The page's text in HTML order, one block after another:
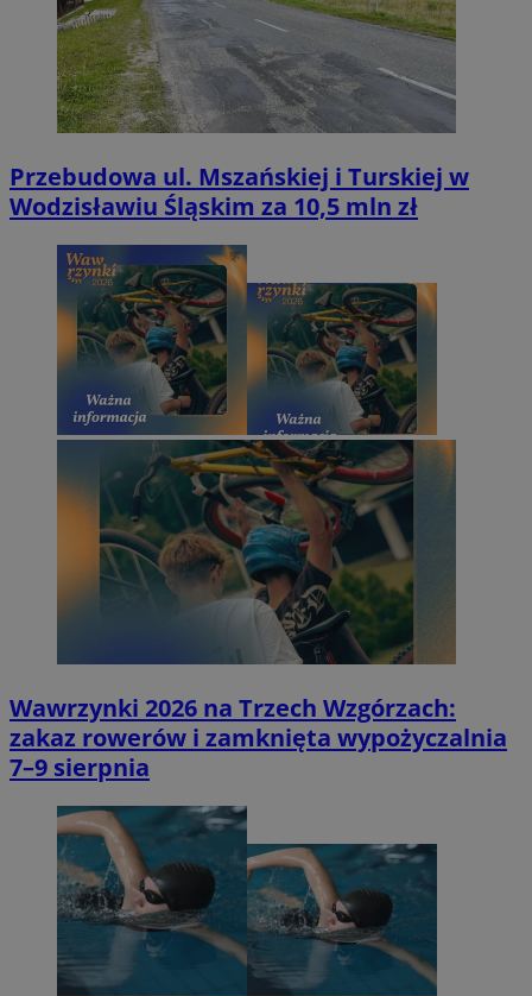
Przebudowa ul. Mszańskiej i Turskiej w
Wodzisławiu Śląskim za 10,5 mln zł
Wawrzynki 2026 na Trzech Wzgórzach:
zakaz rowerów i zamknięta wypożyczalnia
7–9 sierpnia